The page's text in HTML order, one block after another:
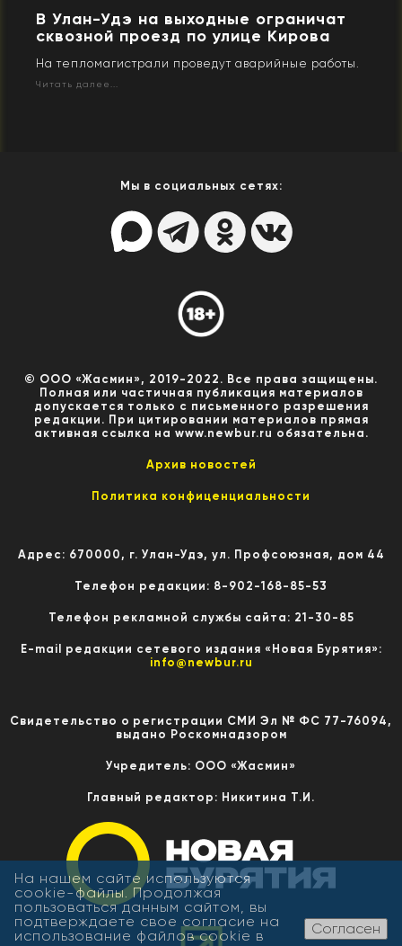
В Улан-Удэ на выходные ограничат
сквозной проезд по улице Кирова
На тепломагистрали проведут аварийные работы.
Читать далее...
Мы в социальных сетях:
© ООО «Жасмин», 2019-2022. Все права защищены.
Полная или частичная публикация материалов
допускается только с письменного разрешения
редакции. При цитировании материалов прямая
активная ссылка на www.newbur.ru обязательна.
Архив новостей
Политика конфиценциальности
Адрес: 670000, г. Улан-Удэ, ул. Профсоюзная, дом 44
Телефон редакции: 8-902-168-85-53
Телефон рекламной службы сайта: 21-30-85
E-mail редакции сетевого издания «Новая Бурятия»:
info@newbur.ru
Свидетельство о регистрации СМИ Эл № ФС 77-76094,
выдано Роскомнадзором
Учредитель: ООО «Жасмин»
Главный редактор: Никитина Т.И.
На нашем сайте используются
cookie-файлы. Продолжая
пользоваться данным сайтом, вы
подтверждаете свое согласие на
использование файлов cookie в
Согласен